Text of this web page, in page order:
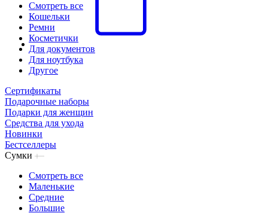
Смотреть все
Кошельки
Ремни
Косметички
Для документов
Для ноутбука
Другое
Сертификаты
Подарочные наборы
Подарки для женщин
Средства для ухода
Новинки
Бестселлеры
Сумки
Смотреть все
Маленькие
Средние
Большие